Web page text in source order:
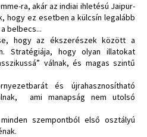
ra, akár az indiai ihletésú Jaipur-
hogy ez esetben a külcsín legalább
belbecs...
hogy az ékszerészek között a
Stratégiája, hogy olyan illatokat
válnak, és magas szintű
és újrahasznosítható
ami manapság nem utolsó
szempontból első osztályú